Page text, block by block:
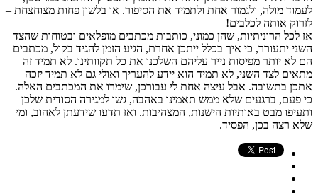
לעמוד מולה, ולגמור אחת ולתמיד את הסיפור. או בלשון פחות מצוחצחת –
לזרוק אותה לכלבים!
אז לכל הרוניתיות, שהן כמוני, כותבות מכתבים מופלאים ובטוחות שהצד
השני יתעורר, כי איך בכלל ייתכן אחרת, הגיע הזמן להגיד בקול, מכתבים
הם לא יותר מפיסות נייר עליהם השלכנו את כל תקוותינו. לא תמיד זה
מתאים לצד השני, לא תמיד הוא יידע להעריך ואולי גם לא תמיד יזכה
אתכן בתשובה. אבל עיצה אחת לי עבורכן, שימרו את המכתבים האלה.
כי פעם, ברגעים שלא ממש תאמינו באהבה, גשו למגירה הסודית שלכן
ותעיפו מבט באותיות הישנות, המצהיבות. ואז תדעו שידעתן לאהוב, ומי
שלא רצה בכן, הפסיד.